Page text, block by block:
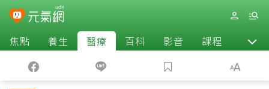
焦點 養生 醫療 百科 影音 課程 退休